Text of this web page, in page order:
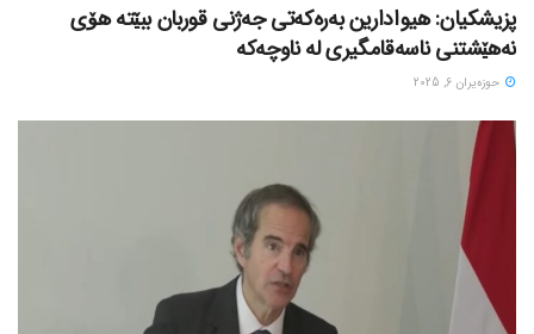
پزیشکیان: هیوادارین بەرەکەتی جەژنی قوربان ببێتە هۆی
نەهێشتنی ناسەقامگیری لە ناوچەکە
حوزه‌یران 6, 2025